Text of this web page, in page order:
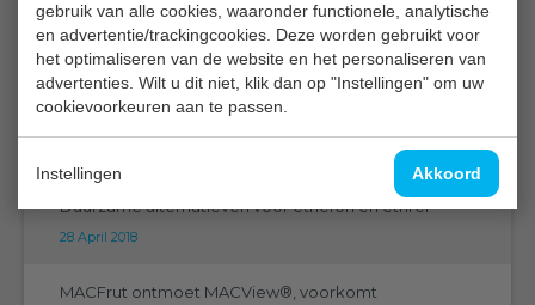
gebruik van alle cookies, waaronder functionele, analytische
en advertentie/trackingcookies. Deze worden gebruikt voor
het optimaliseren van de website en het personaliseren van
advertenties. Wilt u dit niet, klik dan op "Instellingen" om uw
cookievoorkeuren aan te passen.
Instellingen Akkoord
Humistatus progressie
11 June 2018
MACView® op de MACFrut !
Duurzame alternatieven voor ethefon en ethrel
28 April 2018
MACFrut ontmoet MACView®, voorkomt